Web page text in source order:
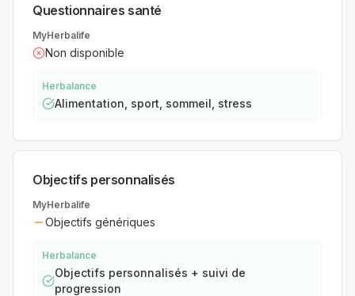
Questionnaires santé
MyHerbalife
Non disponible
Herbalance
Alimentation, sport, sommeil, stress
Objectifs personnalisés
MyHerbalife
Objectifs génériques
Herbalance
Objectifs personnalisés + suivi de
progression